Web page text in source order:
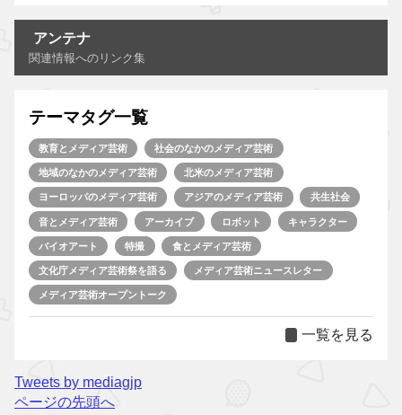
アンテナ
関連情報へのリンク集
テーマタグ一覧
教育とメディア芸術 社会のなかのメディア芸術
地域のなかのメディア芸術 北米のメディア芸術
ヨーロッパのメディア芸術 アジアのメディア芸術 共生社会
音とメディア芸術 アーカイブ ロボット キャラクター
バイオアート 特撮 食とメディア芸術
文化庁メディア芸術祭を語る メディア芸術ニュースレター
メディア芸術オープントーク
一覧を見る
Tweets by mediagjp
ページの先頭へ